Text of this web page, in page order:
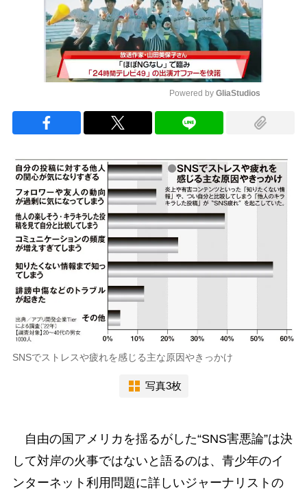
Powered by GliaStudios
SNSでストレスや疲れを感じる主な原因やきっかけ
写真3枚
自由の国アメリカを揺るがした“SNS害悪論”は決
して対岸の火事ではないと語るのは、青少年のイ
ンターネット利用問題に詳しいジャーナリストの